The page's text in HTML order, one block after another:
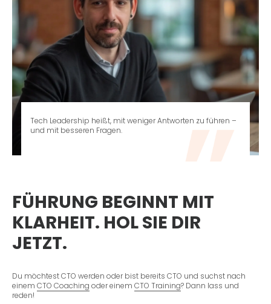
Tech Leadership heißt, mit weniger Antworten zu führen –
und mit besseren Fragen.
FÜHRUNG BEGINNT MIT
KLARHEIT. HOL SIE DIR
JETZT.
Du möchtest CTO werden oder bist bereits CTO und suchst nach
einem CTO Coaching oder einem CTO Training? Dann lass und
reden!